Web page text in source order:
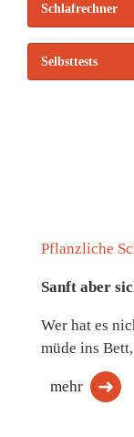
Schlafrechner
Selbsttests
Pflanzliche
Sanft aber
Wer hat es
müde ins
mehr